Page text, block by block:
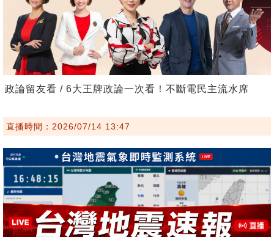
政論留友看 / 6大王牌政論一次看！不斷電民主流水席
直播時間：2026/07/14 13:47